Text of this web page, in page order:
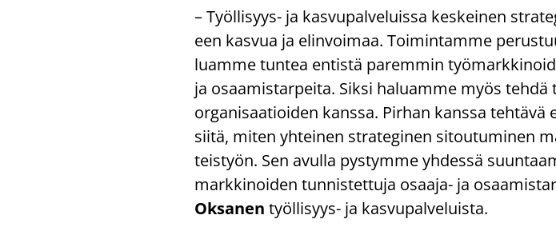
– Työllisyys-​ ja kas­vu­pal­ve­luis­sa kes­kei­nen
een kas­vua ja elin­voi­maa. Toi­min­tam­me
luam­me tun­tea en­tis­tä pa­rem­min
ja osaa­mis­tar­pei­ta. Siksi ha­luam­me myös
or­ga­ni­saa­tioi­den kans­sa. Pir­han kans­sa
siitä, miten yh­tei­nen stra­te­gi­nen si­tou­tu­mi­nen
teis­työn. Sen avul­la pys­tym­me yh­des­sä
mark­ki­noi­den tun­nis­tet­tu­ja osaaja-​ ja
Ok­sa­nen työllisyys-​ ja kas­vu­pal­ve­luis­ta.